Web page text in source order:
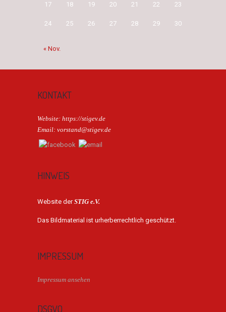
17 18 19 20 21 22 23
24 25 26 27 28 29 30
« Nov.
KONTAKT
Website: https://stigev.de
Email: vorstand@stigev.de
HINWEIS
Website derSTIG e.V.
Das Bildmaterial ist urherberrechtlich geschützt.
IMPRESSUM
Impressum ansehen
DSGVO